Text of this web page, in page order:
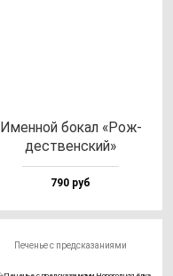
Имен­ной бо­кал «Рож­
дес­твен­ский»
790 руб
Печенье с предсказаниями